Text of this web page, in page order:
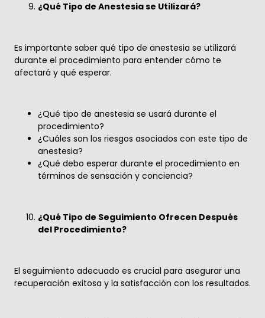
¿Qué Tipo de Anestesia se Utilizará?
Es importante saber qué tipo de anestesia se utilizará
durante el procedimiento para entender cómo te
afectará y qué esperar.
¿Qué tipo de anestesia se usará durante el
procedimiento?
¿Cuáles son los riesgos asociados con este tipo de
anestesia?
¿Qué debo esperar durante el procedimiento en
términos de sensación y conciencia?
¿Qué Tipo de Seguimiento Ofrecen Después
del Procedimiento?
El seguimiento adecuado es crucial para asegurar una
recuperación exitosa y la satisfacción con los resultados.